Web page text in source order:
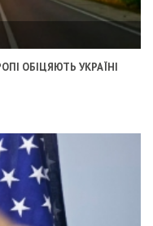
ОБІЦЯЮТЬ УКРАЇНІ